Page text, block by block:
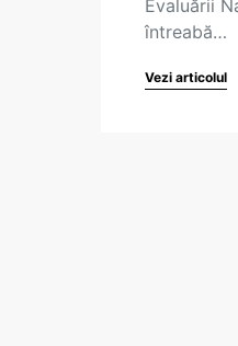
Evaluării
întreabă…
Vezi articolul